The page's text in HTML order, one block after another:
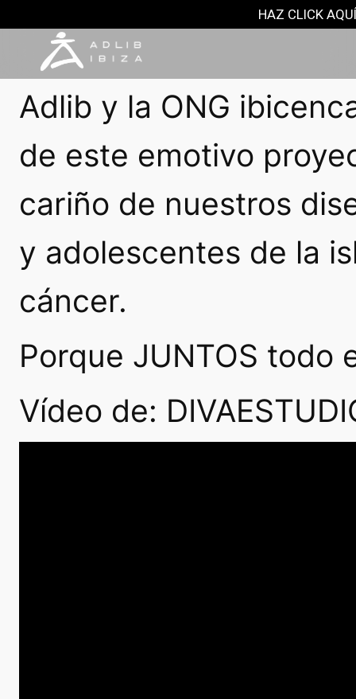
HAZ CLICK
Adlib y la ONG
de este emotivo
cariño de nuestros
y adolescentes de la
cáncer.
Porque JUNTOS todo
Vídeo de: